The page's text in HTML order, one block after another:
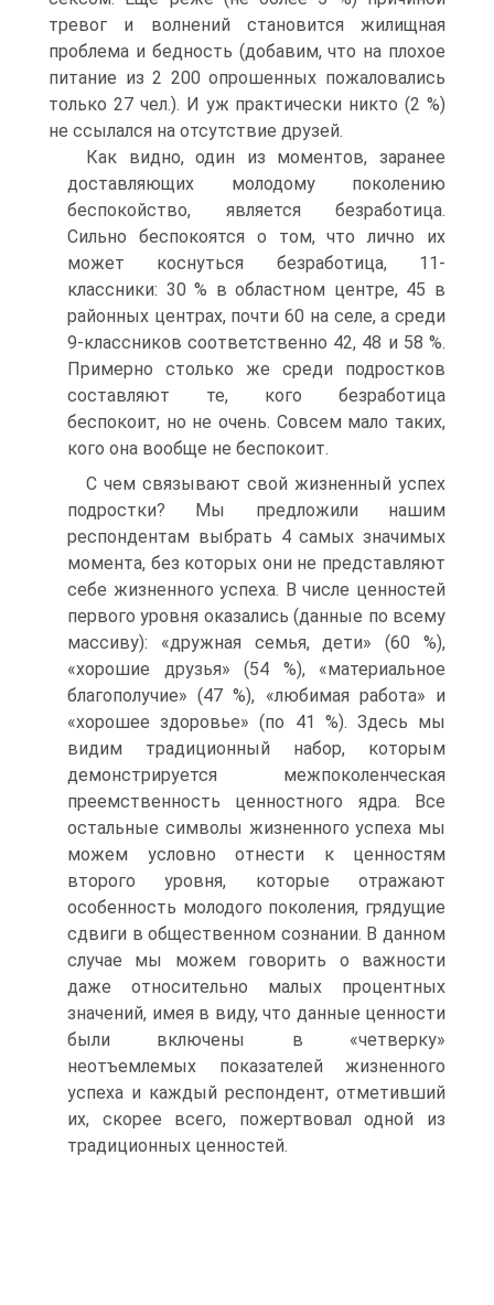
тревог и волнений становится жилищная
проблема и бедность (добавим, что на плохое
питание из 2 200 опрошенных пожаловались
только 27 чел.). И уж практически никто (2 %)
не ссылался на отсутствие друзей.
Как видно, один из моментов, заранее
доставляющих молодому поколению
беспокойство, является безработица.
Сильно беспокоятся о том, что лично их
может коснуться безработица, 11-
классники: 30 % в областном центре, 45 в
районных центрах, почти 60 на селе, а среди
9-классников соответственно 42, 48 и 58 %.
Примерно столько же среди подростков
составляют те, кого безработица
беспокоит, но не очень. Совсем мало таких,
кого она вообще не беспокоит.
С чем связывают свой жизненный успех
подростки? Мы предложили нашим
респондентам выбрать 4 самых значимых
момента, без которых они не представляют
себе жизненного успеха. В числе ценностей
первого уровня оказались (данные по всему
массиву): «дружная семья, дети» (60 %),
«хорошие друзья» (54 %), «материальное
благополучие» (47 %), «любимая работа» и
«хорошее здоровье» (по 41 %). Здесь мы
видим традиционный набор, которым
демонстрируется межпоколенческая
преемственность ценностного ядра. Все
остальные символы жизненного успеха мы
можем условно отнести к ценностям
второго уровня, которые отражают
особенность молодого поколения, грядущие
сдвиги в общественном сознании. В данном
случае мы можем говорить о важности
даже относительно малых процентных
значений, имея в виду, что данные ценности
были включены в «четверку»
неотъемлемых показателей жизненного
успеха и каждый респондент, отметивший
их, скорее всего, пожертвовал одной из
традиционных ценностей.